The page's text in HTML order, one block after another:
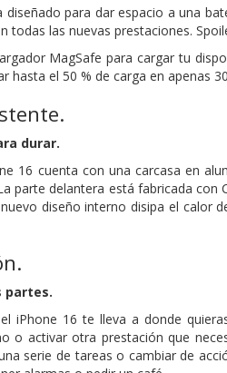
diseñado para dar espacio a una
todas las nuevas prestaciones.
MagSafe para cargar tu
hasta el 50 % de carga en apenas
durar.
16 cuenta con una carcasa en
parte delantera está fabricada con
diseño interno disipa el calor
partes.
iPhone 16 te lleva a donde
o activar otra prestación que
serie de tareas o cambiar de